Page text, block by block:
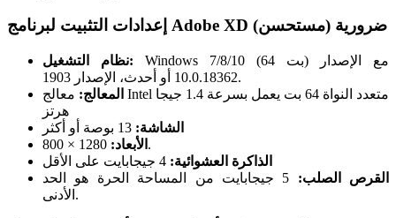
إعدادات التثبيت لبرنامج Adobe XD ضرورية (مستحسن)
نظام التشغيل: Windows 7/8/10 (64 بت) مع الإصدار
10.0.18362 أو أحدث، الإصدار 1903.
المعالج: معالج Intel متعدد النواة 64 بت يعمل بسرعة 1.4 جيجا
هرتز
الشاشة:
الأبعاد: 1280 × 800.
الذاكرة العشوائية:
القرص الصلب:
5 جيجابايت من المساحة الحرة هو الحد
الأدنى.